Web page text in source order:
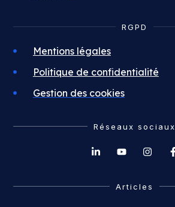
RGPD
Mentions légales
Politique de confidentialité
Gestion des cookies
Réseaux sociaux
Articles